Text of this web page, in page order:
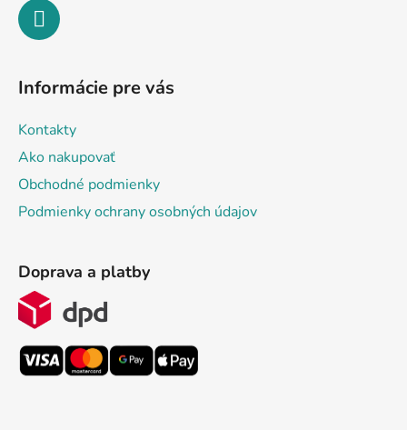
Informácie pre vás
Kontakty
Ako nakupovať
Obchodné podmienky
Podmienky ochrany osobných údajov
Doprava a platby